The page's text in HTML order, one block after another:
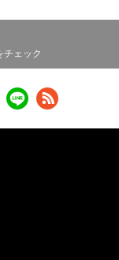
チェック